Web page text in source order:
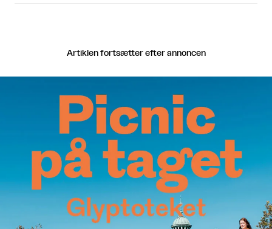
Artiklen fortsætter efter annoncen